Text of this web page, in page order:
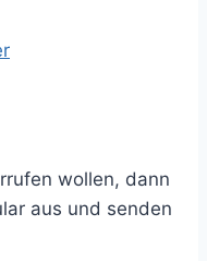
wollen, dann
aus und senden